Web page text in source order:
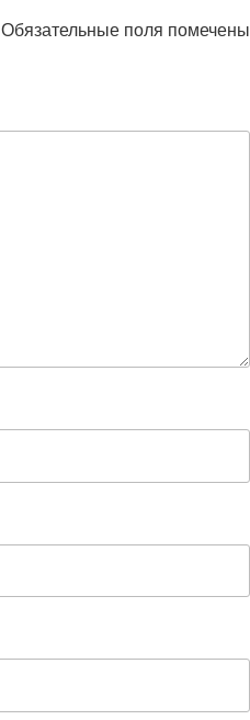
Обязательные поля помечены